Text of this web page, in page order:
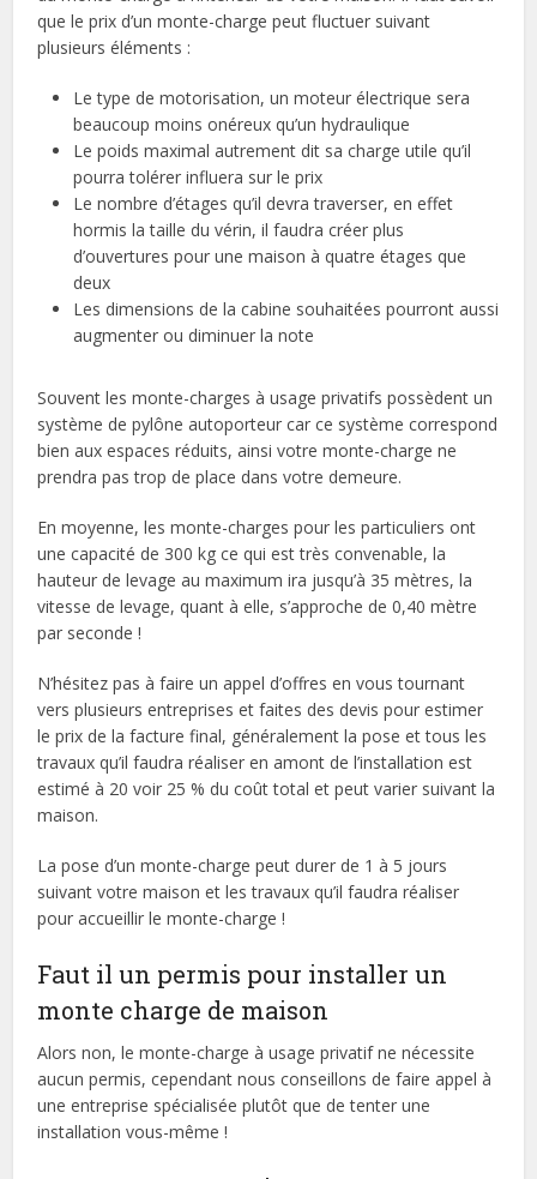
que le prix d’un monte-charge peut fluctuer suivant
plusieurs éléments :
Le type de motorisation, un moteur électrique sera
beaucoup moins onéreux qu’un hydraulique
Le poids maximal autrement dit sa charge utile qu’il
pourra tolérer influera sur le prix
Le nombre d’étages qu’il devra traverser, en effet
hormis la taille du vérin, il faudra créer plus
d’ouvertures pour une maison à quatre étages que
deux
Les dimensions de la cabine souhaitées pourront aussi
augmenter ou diminuer la note
Souvent les monte-charges à usage privatifs possèdent un
système de pylône autoporteur car ce système correspond
bien aux espaces réduits, ainsi votre monte-charge ne
prendra pas trop de place dans votre demeure.
En moyenne, les monte-charges pour les particuliers ont
une capacité de 300 kg ce qui est très convenable, la
hauteur de levage au maximum ira jusqu’à 35 mètres, la
vitesse de levage, quant à elle, s’approche de 0,40 mètre
par seconde !
N’hésitez pas à faire un appel d’offres en vous tournant
vers plusieurs entreprises et faites des devis pour estimer
le prix de la facture final, généralement la pose et tous les
travaux qu’il faudra réaliser en amont de l’installation est
estimé à 20 voir 25 % du coût total et peut varier suivant la
maison.
La pose d’un monte-charge peut durer de 1 à 5 jours
suivant votre maison et les travaux qu’il faudra réaliser
pour accueillir le monte-charge !
Faut il un permis pour installer un
monte charge de maison
Alors non, le monte-charge à usage privatif ne nécessite
aucun permis, cependant nous conseillons de faire appel à
une entreprise spécialisée plutôt que de tenter une
installation vous-même !